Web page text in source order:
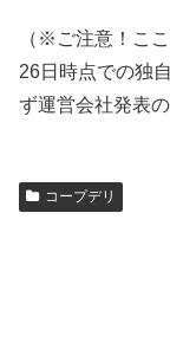
（※ご注意！こ
26日時点での独
ず運営会社発表
コープデリ